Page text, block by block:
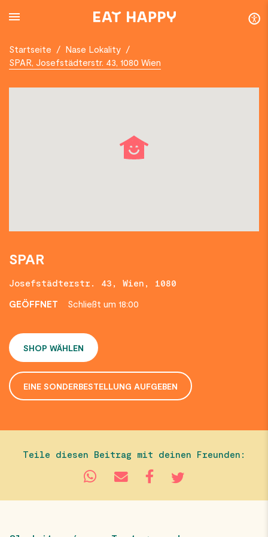
TO
Startseite / Nase Lokality /
SPAR, Josefstädterstr. 43, 1080 Wien
SPAR
Josefstädterstr. 43, Wien, 1080
GEÖFFNET
Schließt um 18:00
SHOP WÄHLEN
EINE SONDERBESTELLUNG AUFGEBEN
Teile diesen Beitrag mit deinen Freunden: